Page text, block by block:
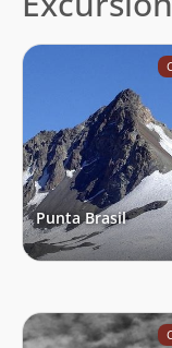
Punta Brasil